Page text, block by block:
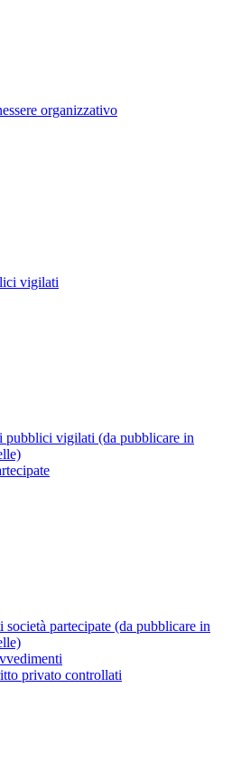
organizzativo
vigilati
pubblici vigilati (da pubblicare in
società partecipate (da pubblicare in
privato controllati